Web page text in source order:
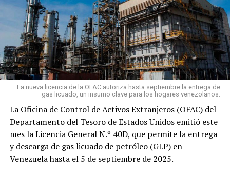
La nueva licencia de la OFAC autoriza hasta septiembre la entrega de
gas licuado, un insumo clave para los hogares venezolanos.
La Oficina de Control de Activos Extranjeros (OFAC) del
Departamento del Tesoro de Estados Unidos emitió este
mes la Licencia General N.º 40D, que permite la entrega
y descarga de gas licuado de petróleo (GLP) en
Venezuela hasta el 5 de septiembre de 2025.